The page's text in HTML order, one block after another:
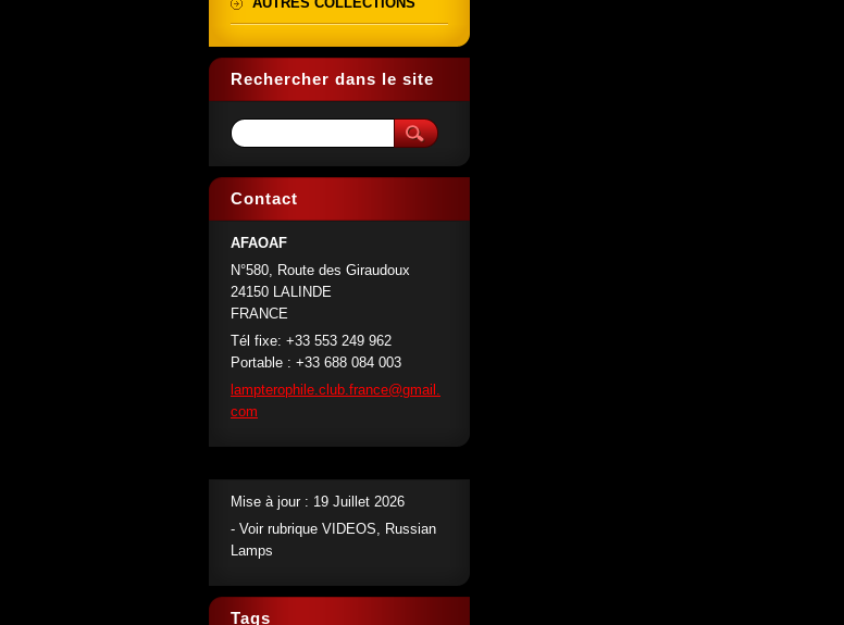
Rechercher dans le site
Contact
AFAOAF
N°580, Route des Giraudoux
24150 LALINDE
FRANCE
Tél fixe: +33 553 249 962
Portable : +33 688 084 003
lampterophile.cl ub.france@gmail.
com
Mise à jour : 19 Juillet 2026
- Voir rubrique VIDEOS, Russian
Lamps
Tags